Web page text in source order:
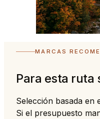
MARCAS
Para esta ruta
Selección basada en
Si el presupuesto